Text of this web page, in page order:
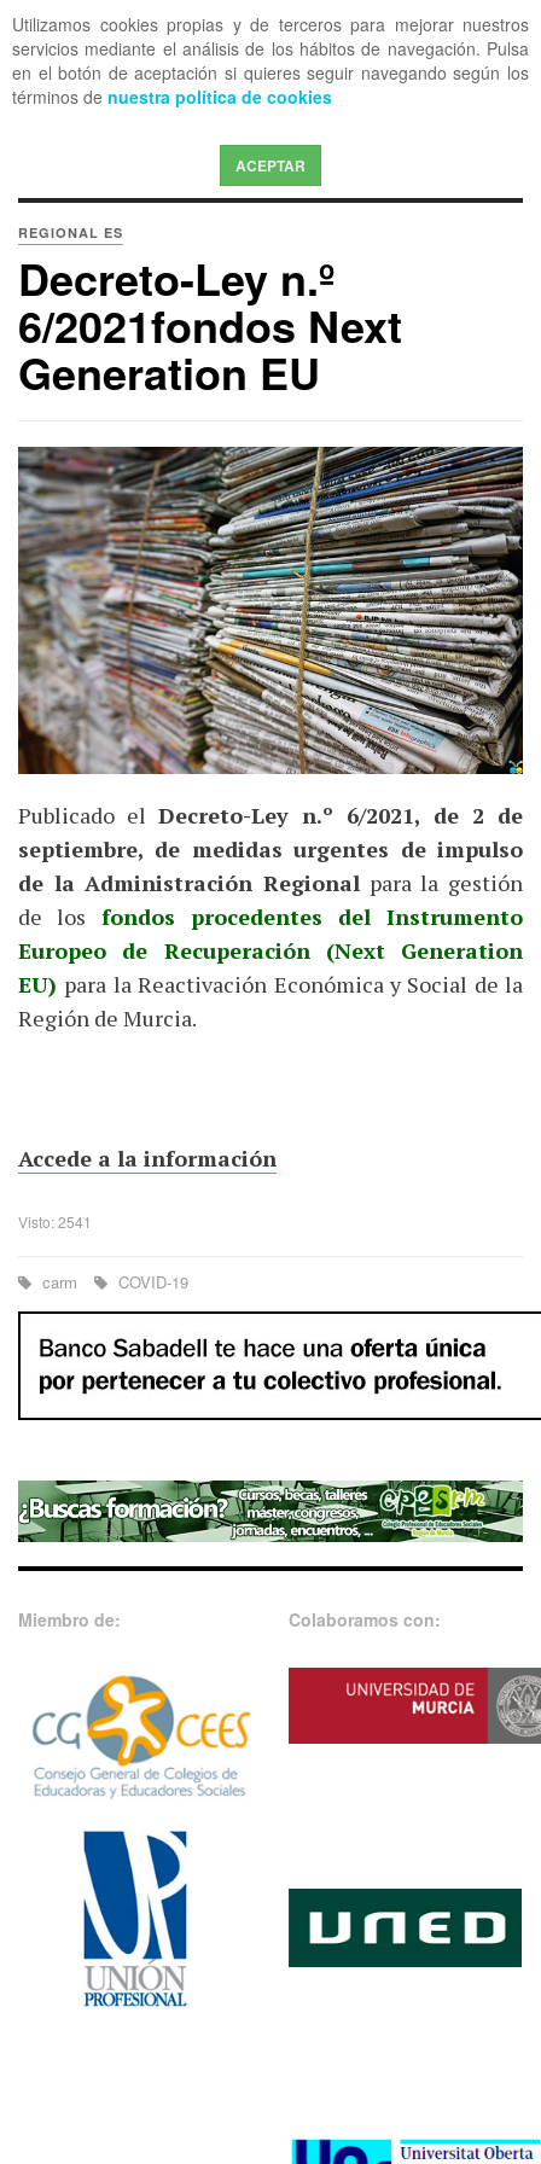
Utilizamos cookies propias y de terceros para mejorar nuestros
servicios mediante el análisis de los hábitos de navegación. Pulsa
en el botón de aceptación si quieres seguir navegando según los
términos de nuestra política de cookies
ACEPTAR
OFF CANVAS
REGIONAL ES
Decreto-Ley n.º
6/2021fondos Next
Generation EU
Publicado el Decreto-Ley n.º 6/2021, de 2 de
septiembre, de medidas urgentes de impulso
de la Administración Regional para la gestión
de los fondos procedentes del Instrumento
Europeo de Recuperación (Next Generation
EU) para la Reactivación Económica y Social de la
Región de Murcia.
Accede a la información
Visto: 2541
carm COVID-19
Miembro de: Colaboramos con: